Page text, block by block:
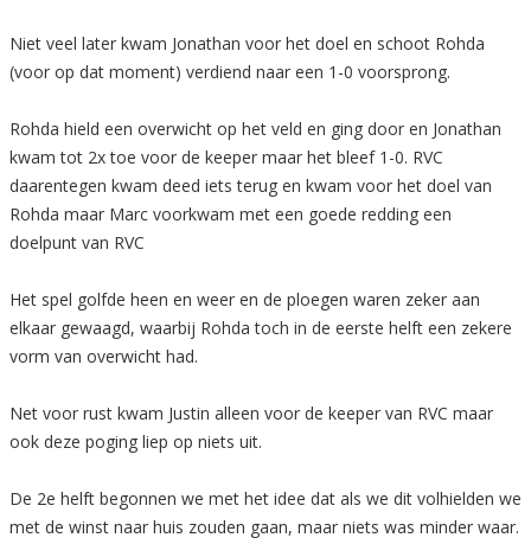
Niet veel later kwam Jonathan voor het doel en schoot Rohda
(voor op dat moment) verdiend naar een 1-0 voorsprong.
Rohda hield een overwicht op het veld en ging door en Jonathan
kwam tot 2x toe voor de keeper maar het bleef 1-0. RVC
daarentegen kwam deed iets terug en kwam voor het doel van
Rohda maar Marc voorkwam met een goede redding een
doelpunt van RVC
Het spel golfde heen en weer en de ploegen waren zeker aan
elkaar gewaagd, waarbij Rohda toch in de eerste helft een zekere
vorm van overwicht had.
Net voor rust kwam Justin alleen voor de keeper van RVC maar
ook deze poging liep op niets uit.
De 2e helft begonnen we met het idee dat als we dit volhielden we
met de winst naar huis zouden gaan, maar niets was minder waar.